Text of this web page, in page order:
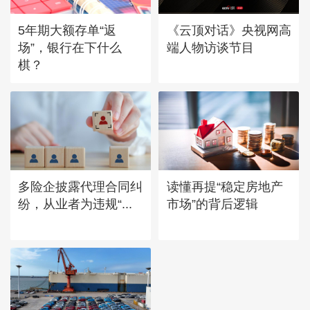
5年期大额存单“返
场”，银行在下什么
棋？
《云顶对话》央视网高
端人物访谈节目
多险企披露代理合同纠
纷，从业者为违规“...
读懂再提“稳定房地产
市场”的背后逻辑